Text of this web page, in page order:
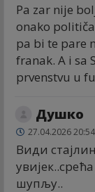
Pa zar nije
onako
pa bi te pare
franak. A i sa
prvenstvu u
Душко
27.04.2026 20:54
Види
шупљу..